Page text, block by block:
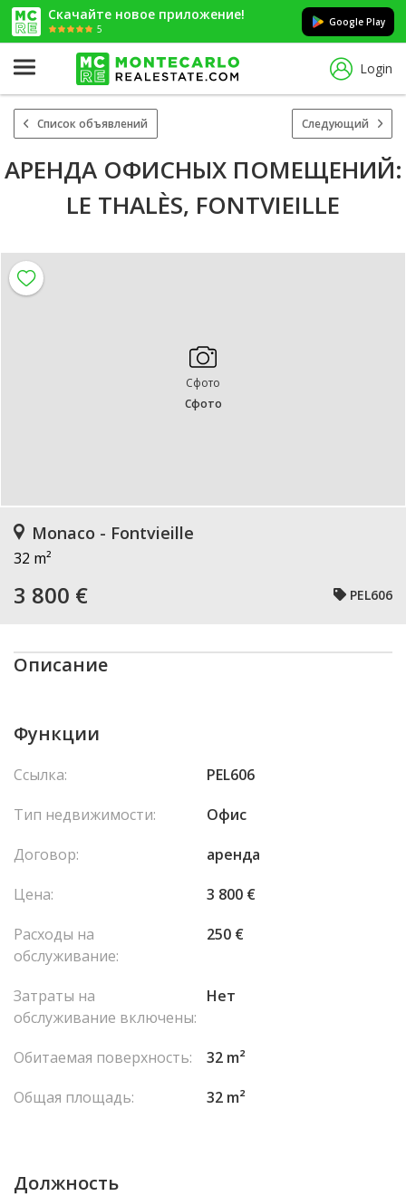
Скачайте новое приложение!
5
Google Play
Login
Список объявлений Следующий
АРЕНДА ОФИСНЫХ ПОМЕЩЕНИЙ:
LE THALÈS, FONTVIEILLE
Сфото
Сфото
Monaco - Fontvieille
32 m²
3 800 € PEL606
Описание
Функции
Ссылка:
PEL606
Тип недвижимости:
Офис
Договор:
аренда
Цена:
3 800 €
Расходы на
обслуживание:
250 €
Затраты на
обслуживание включены:
Нет
Обитаемая поверхность:
32 m²
Общая площадь:
32 m²
Должность